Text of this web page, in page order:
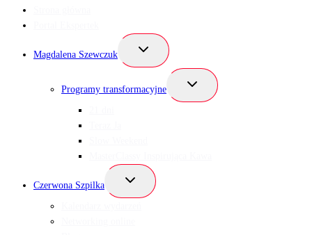
Magdalena Szewczuk
Przełącz
podrzędne
Programy transformacyjne
Przełącz
podrzędne
Czerwona Szpilka
Przełącz
podrzędne